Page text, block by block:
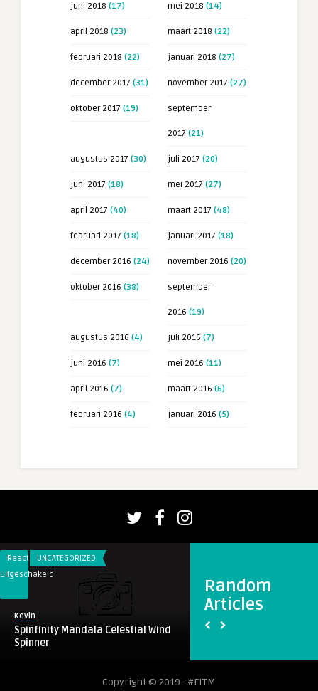
juni 2018 (17) mei 2018 (14)
april 2018 (23) maart 2018 (22)
februari 2018 (22) januari 2018 (27)
december 2017 (31) november 2017 (27)
oktober 2017 (19) september
2017 (21)
augustus 2017 (30) juli 2017 (20)
juni 2017 (18) mei 2017 (27)
april 2017 (40) maart 2017 (48)
februari 2017 (18) januari 2017 (18)
december 2016 (24) november 2016 (20)
oktober 2016 (38) september
2016 (19)
augustus 2016 (4) juli 2016 (7)
juni 2016 (7) mei 2016 (11)
april 2016 (7) maart 2016 (6)
februari 2016 (4) januari 2016 (5)
Random
Articles
Reacties
uitgeschakeld
Mandala
Celestial
UNCATEGORIZED
Kevin
Spinfinity Mandala Celestial Wind
Spinner
voor
Blink
Copyright © 2019 - #FITM